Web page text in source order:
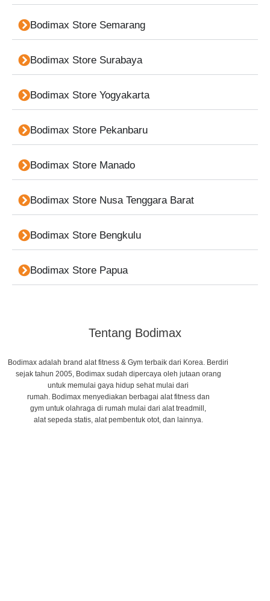
Bodimax Store Semarang
Bodimax Store Surabaya
Bodimax Store Yogyakarta
Bodimax Store Pekanbaru
Bodimax Store Manado
Bodimax Store Nusa Tenggara Barat
Bodimax Store Bengkulu
Bodimax Store Papua
Tentang Bodimax
Bodimax adalah brand alat fitness & Gym terbaik dari Korea. Berdiri
sejak tahun 2005, Bodimax sudah dipercaya oleh jutaan orang
untuk memulai gaya hidup sehat mulai dari
rumah.Bodimax menyediakan berbagai alatfitness dan
gymuntuk olahraga dirumah mulai dari alattreadmill,
alatsepedastatis, alat pembentuk otot, dan lainnya.